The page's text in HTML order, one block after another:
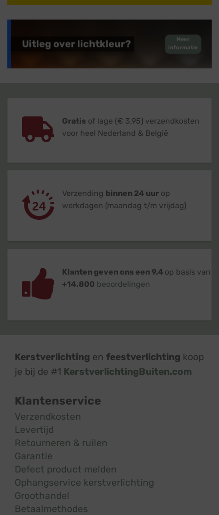
Uitleg over lichtkleur?
Meer
informatie
Gratis of lage (€ 3,95) verzendkosten
voor heel Nederland & België
Verzending binnen 24 uur op
werkdagen (maandag t/m vrijdag)
Klanten geven ons een 9,4 op basis van
+14.800 beoordelingen
Kerstverlichting en feestverlichting koop
je bij de #1 KerstverlichtingBuiten.com
Klantenservice
Verzendkosten
Levertijd
Retourneren & ruilen
Garantie
Defect product melden
Ophangservice kerstverlichting
Groothandel
Betaalmethodes